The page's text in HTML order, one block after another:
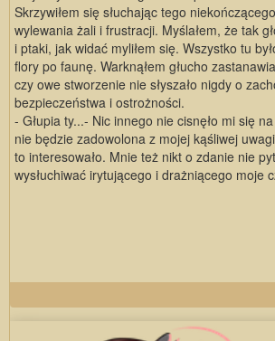
Skrzywiłem się słuchając tego
wylewania żali i frustracji. Myślałem, że tak
i ptaki, jak widać myliłem się. Wszystko tu
flory po faunę. Warknąłem głucho
czy owe stworzenie nie słyszało nigdy o
bezpieczeństwa i ostrożności.
- Głupia ty...- Nic innego nie cisnęło mi się
nie będzie zadowolona z mojej kąśliwej
to interesowało. Mnie też nikt o zdanie nie
wysłuchiwać irytującego i drażniącego moje